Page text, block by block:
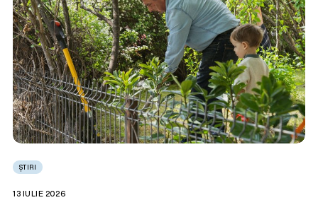
ȘTIRI
13 IULIE 2026